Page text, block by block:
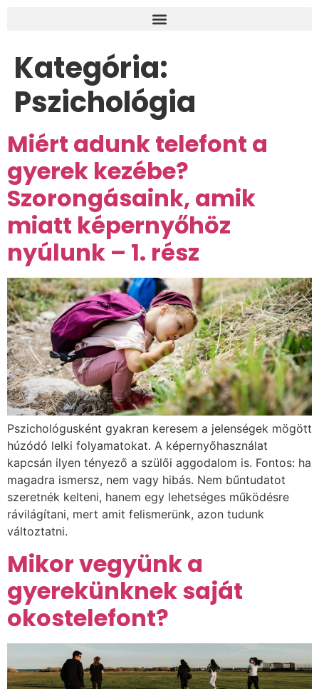
Kategória:
Pszichológia
Miért adunk telefont a
gyerek kezébe?
Szorongásaink, amik
miatt képernyőhöz
nyúlunk – 1. rész
Pszichológusként gyakran keresem a jelenségek mögött
húzódó lelki folyamatokat. A képernyőhasználat
kapcsán ilyen tényező a szülői aggodalom is. Fontos: ha
magadra ismersz, nem vagy hibás. Nem bűntudatot
szeretnék kelteni, hanem egy lehetséges működésre
rávilágítani, mert amit felismerünk, azon tudunk
változtatni.
Mikor vegyünk a
gyerekünknek saját
okostelefont?